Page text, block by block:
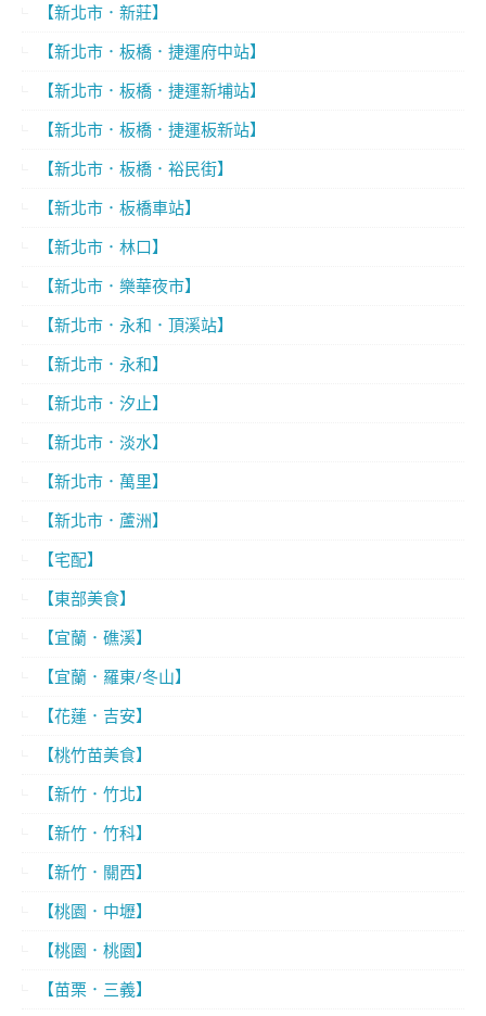
【新北市．新莊】
【新北市．板橋．捷運府中站】
【新北市．板橋．捷運新埔站】
【新北市．板橋．捷運板新站】
【新北市．板橋．裕民街】
【新北市．板橋車站】
【新北市．林口】
【新北市．樂華夜市】
【新北市．永和．頂溪站】
【新北市．永和】
【新北市．汐止】
【新北市．淡水】
【新北市．萬里】
【新北市．蘆洲】
【宅配】
【東部美食】
【宜蘭．礁溪】
【宜蘭．羅東/冬山】
【花蓮．吉安】
【桃竹苗美食】
【新竹．竹北】
【新竹．竹科】
【新竹．關西】
【桃園．中壢】
【桃園．桃園】
【苗栗．三義】